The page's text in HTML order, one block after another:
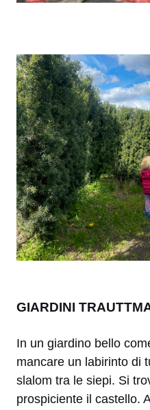
GIARDINI
In un giardino bello
mancare un labirinto di
slalom tra le siepi. Si
prospiciente il castello.